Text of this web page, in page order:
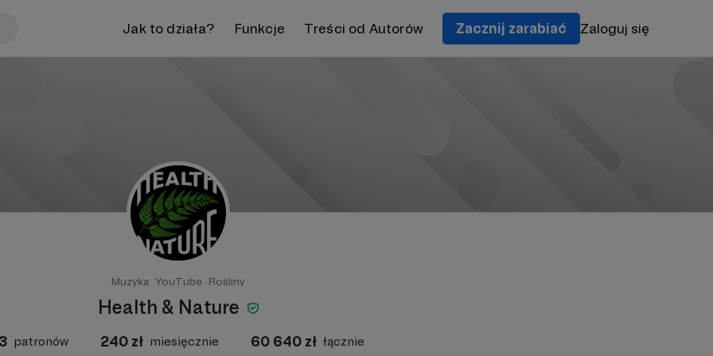
Jak to działa? Funkcje Treści od Autorów Zacznij zarabiać Zaloguj się
Muzyka YouTube Rośliny
Health & Nature
patronów 240 zł miesięcznie 60 640 zł łącznie